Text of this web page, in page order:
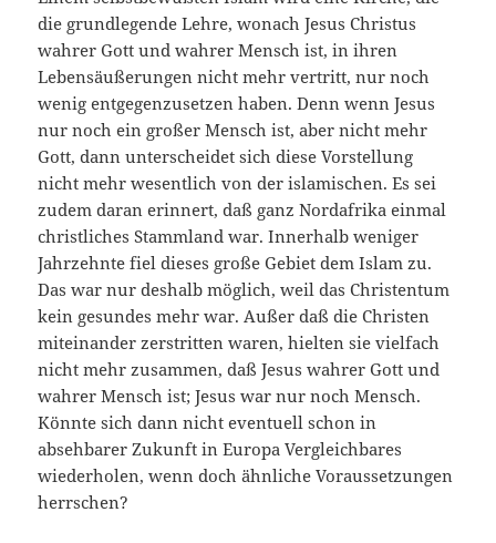
die grundlegende Lehre, wonach Jesus Christus
wahrer Gott und wahrer Mensch ist, in ihren
Lebensäußerungen nicht mehr vertritt, nur noch
wenig entgegenzusetzen haben. Denn wenn Jesus
nur noch ein großer Mensch ist, aber nicht mehr
Gott, dann unterscheidet sich diese Vorstellung
nicht mehr wesentlich von der islamischen. Es sei
zudem daran erinnert, daß ganz Nordafrika einmal
christliches Stammland war. Innerhalb weniger
Jahrzehnte fiel dieses große Gebiet dem Islam zu.
Das war nur deshalb möglich, weil das Christentum
kein gesundes mehr war. Außer daß die Christen
miteinander zerstritten waren, hielten sie vielfach
nicht mehr zusammen, daß Jesus wahrer Gott und
wahrer Mensch ist; Jesus war nur noch Mensch.
Könnte sich dann nicht eventuell schon in
absehbarer Zukunft in Europa Vergleichbares
wiederholen, wenn doch ähnliche Voraussetzungen
herrschen?